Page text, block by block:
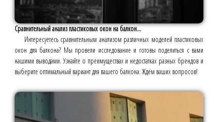
Сравнительный анализ пластиковых окон на балкон...
Интересуетесь сравнительным анализом различных моделей пластиковых
окон для балкона? Мы провели исследование и готовы поделиться с вами
нашими выводами. Узнайте о преимуществах и недостатках разных брендов и
выберите оптимальный вариант для вашего балкона. Ждём ваших вопросов!